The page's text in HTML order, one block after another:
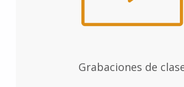
Grabaciones de